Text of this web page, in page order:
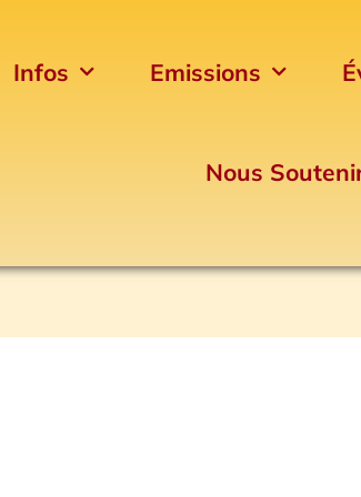
Infos Emissions
Nous